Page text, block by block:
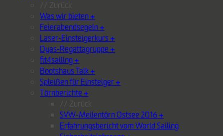
Was wir bieten+
Feierabendsegeln+
Laser-Einsteigerkurs+
Dyas-Regattagruppe+
fit4sailing+
Bootshaus Talk+
Spleißen für Einsteiger+
Törnberichte+
SVW-Meilentörn Ostsee 2016+
Erfahrungsbericht vom World Sailing